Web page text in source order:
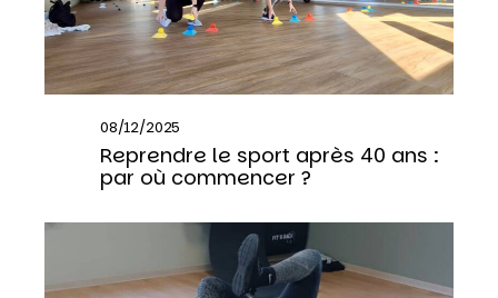
08/12/2025
Reprendre le sport après 40 ans :
par où commencer ?